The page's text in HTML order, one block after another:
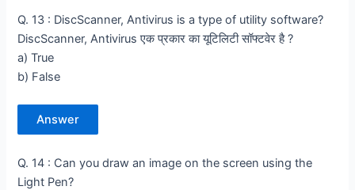
Q. 13 : DiscScanner, Antivirus is a type of utility software?
DiscScanner, Antivirus एक प्रकार का यूटिलिटी सॉफ्टवेर है ?
a) True
b) False
Answer
Q. 14 : Can you draw an image on the screen using the
Light Pen?